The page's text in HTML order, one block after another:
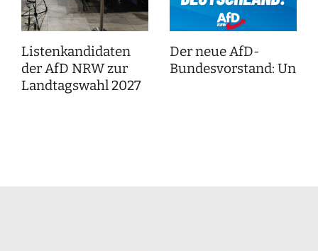
Listenkandidaten
der AfD NRW zur
Landtagswahl 2027
Der neue AfD-
Bundesvorstand: